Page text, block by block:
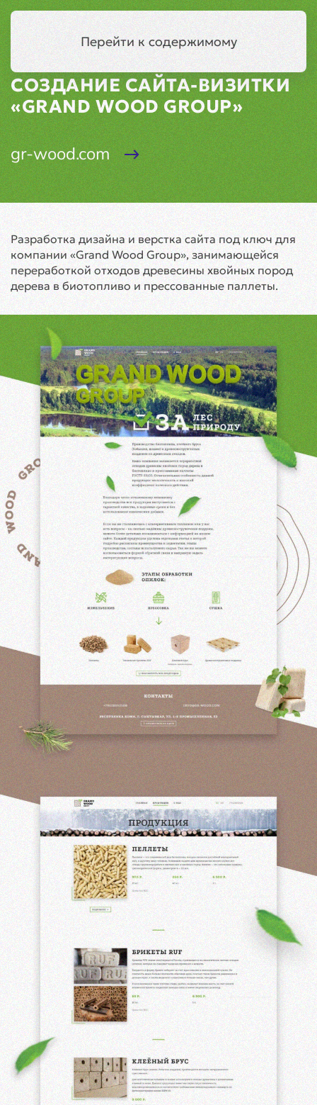
Перейти к содержимому
СОЗДАНИЕ САЙТА-ВИЗИТКИ
«GRAND WOOD GROUP»
gr-wood.com
Разработка дизайна и верстка сайта под ключ для
компании «Grand Wood Group», занимающейся
переработкой отходов древесины хвойных пород
дерева в биотопливо и прессованные паллеты.